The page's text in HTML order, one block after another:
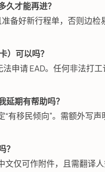
久才能再进？
备好新行程单，否则边检
）可以吗？
申请 EAD。任何非法打
延期有帮助吗？
有移民倾向”。需额外写声
？
文仅可作附件，且需翻译